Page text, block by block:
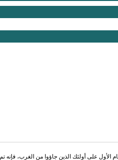
في المقام الأول على أولئك الذين جاؤوا من الغرب،